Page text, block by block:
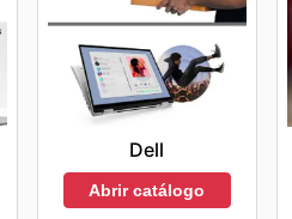
Dell
Abrir catálogo